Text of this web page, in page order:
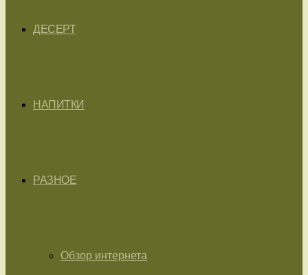
ДЕСЕРТ
НАПИТКИ
РАЗНОЕ
Обзор интернета